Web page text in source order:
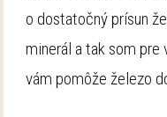
o dostatočný prísun
minerál a tak som
vám pomôže železo